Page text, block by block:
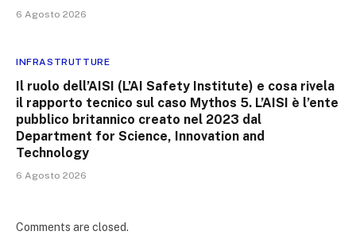
6 Agosto 2026
INFRASTRUTTURE
Il ruolo dell’AISI (L’AI Safety Institute) e cosa rivela
il rapporto tecnico sul caso Mythos 5. L’AISI è l’ente
pubblico britannico creato nel 2023 dal
Department for Science, Innovation and
Technology
6 Agosto 2026
Comments are closed.